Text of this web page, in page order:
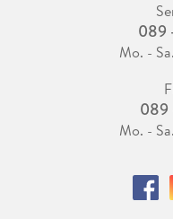
089
Mo. -
089
Mo. -